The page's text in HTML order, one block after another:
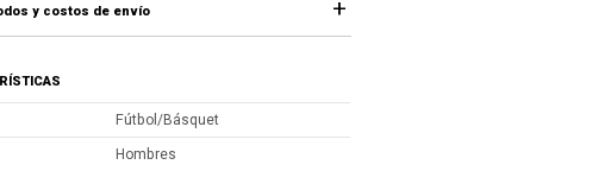
y costos de envío
Fútbol/Básquet
Hombres